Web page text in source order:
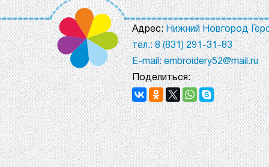
Адрес:Нижний Новгород
тел.: 8 (831) 291-31-83
E-mail: embroidery52@mail.ru
Поделиться: